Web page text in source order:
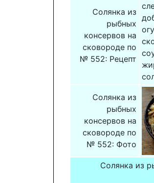
Солянка из
рыбных
консервов на
сковороде по
№ 552: Рецепт
Солянка из
рыбных
консервов на
сковороде по
№ 552: Фото
Солянка из